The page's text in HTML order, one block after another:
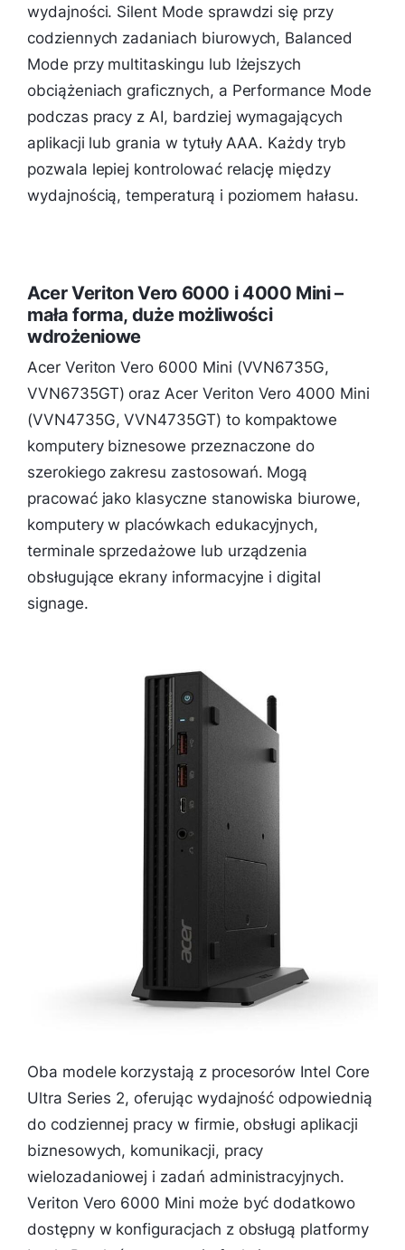
wydajności. Silent Mode sprawdzi się przy
codziennych zadaniach biurowych, Balanced
Mode przy multitaskingu lub lżejszych
obciążeniach graficznych, a Performance Mode
podczas pracy z AI, bardziej wymagających
aplikacji lub grania w tytuły AAA. Każdy tryb
pozwala lepiej kontrolować relację między
wydajnością, temperaturą i poziomem hałasu.
Acer Veriton Vero 6000 i 4000 Mini –
mała forma, duże możliwości
wdrożeniowe
Acer Veriton Vero 6000 Mini (VVN6735G,
VVN6735GT) oraz Acer Veriton Vero 4000 Mini
(VVN4735G, VVN4735GT) to kompaktowe
komputery biznesowe przeznaczone do
szerokiego zakresu zastosowań. Mogą
pracować jako klasyczne stanowiska biurowe,
komputery w placówkach edukacyjnych,
terminale sprzedażowe lub urządzenia
obsługujące ekrany informacyjne i digital
signage.
Oba modele korzystają z procesorów Intel Core
Ultra Series 2, oferując wydajność odpowiednią
do codziennej pracy w firmie, obsługi aplikacji
biznesowych, komunikacji, pracy
wielozadaniowej i zadań administracyjnych.
Veriton Vero 6000 Mini może być dodatkowo
dostępny w konfiguracjach z obsługą platformy